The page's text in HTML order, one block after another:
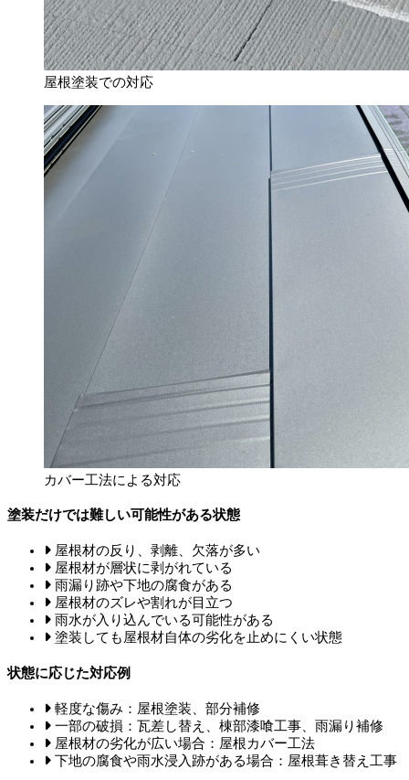
屋根塗装での対応
カバー工法による対応
塗装だけでは難しい可能性がある状態
屋根材の反り、剥離、欠落が多い
屋根材が層状に剥がれている
雨漏り跡や下地の腐食がある
屋根材のズレや割れが目立つ
雨水が入り込んでいる可能性がある
塗装しても屋根材自体の劣化を止めにくい状態
状態に応じた対応例
軽度な傷み：屋根塗装、部分補修
一部の破損：瓦差し替え、棟部漆喰工事、雨漏り補修
屋根材の劣化が広い場合：屋根カバー工法
下地の腐食や雨水浸入跡がある場合：屋根葺き替え工事